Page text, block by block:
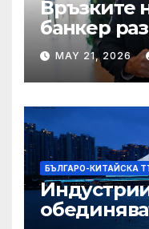
Връзките
банкер
Бразилия
MAY 21, 2026
БЪЛГАРО-КИТАЙСКА